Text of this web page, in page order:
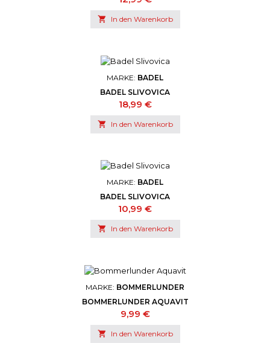
 In den Warenkorb
MARKE: BADEL
BADEL SLIVOVICA
Preis
18,99 €
 In den Warenkorb
MARKE: BADEL
BADEL SLIVOVICA
Preis
10,99 €
 In den Warenkorb
MARKE: BOMMERLUNDER
BOMMERLUNDER AQUAVIT
Preis
9,99 €
 In den Warenkorb